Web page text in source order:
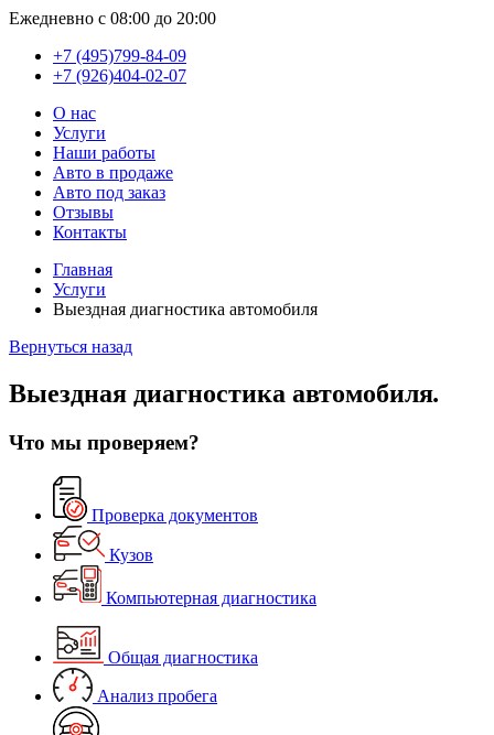
Ежедневно с 08:00 до 20:00
+7 (495)799-84-09
+7 (926)404-02-07
О нас
Услуги
Наши работы
Авто в продаже
Авто под заказ
Отзывы
Контакты
Главная
Услуги
Выездная диагностика автомобиля
Вернуться назад
Выездная диагностика автомобиля.
Что мы проверяем?
Проверка документов
Кузов
Компьютерная диагностика
Общая диагностика
Анализ пробега